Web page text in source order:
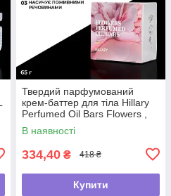
Твердий парфумований
крем-баттер для тіла Hillary
Perfumed Oil Bars Flowers ,
65 г
В наявності
334,40 ₴ 418 ₴
Купити